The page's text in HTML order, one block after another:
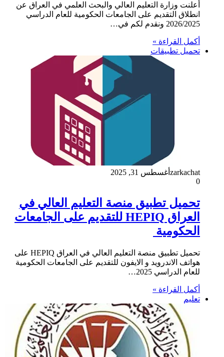
أعلنت وزارة التعليم العالي والبحث العلمي في العراق عن
انطلاق التقديم على الجامعات الحكومية للعام الدراسي
2026/2025 ونقدم لكم في…
أكمل القراءة »
تحميل تطبيقات
zarkachat أغسطس 31, 2025
0
تحميل تطبيق منصة التعليم العالي في
العراق HEPIQ للتقديم على الجامعات
الحكومية
تحميل تطبيق منصة التعليم العالي في العراق HEPIQ على
هواتف الاندرويد و الايفون للتقديم على الجامعات الحكومية
للعام الدراسي 2025…
أكمل القراءة »
تعليم